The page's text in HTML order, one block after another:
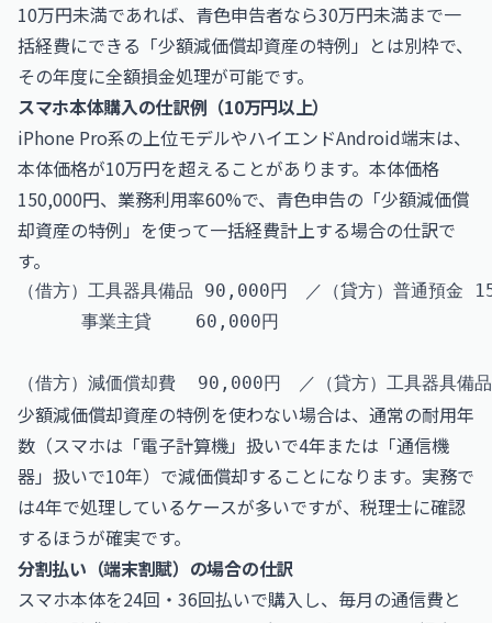
10万円未満であれば、青色申告者なら30万円未満まで一
括経費にできる「少額減価償却資産の特例」とは別枠で、
その年度に全額損金処理が可能です。
スマホ本体購入の仕訳例（10万円以上）
iPhone Pro系の上位モデルやハイエンドAndroid端末は、
本体価格が10万円を超えることがあります。本体価格
150,000円、業務利用率60%で、青色申告の「少額減価償
却資産の特例」を使って一括経費計上する場合の仕訳で
す。
（借方）工具器具備品 90,000円　／（貸方）普通預金
事業主貸    60,000円
少額減価償却資産の特例を使わない場合は、通常の耐用年
数（スマホは「電子計算機」扱いで4年または「通信機
器」扱いで10年）で減価償却することになります。実務で
は4年で処理しているケースが多いですが、税理士に確認
するほうが確実です。
分割払い（端末割賦）の場合の仕訳
スマホ本体を24回・36回払いで購入し、毎月の通信費と